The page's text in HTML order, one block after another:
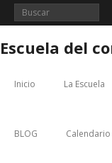
Saltar
Escuela del
Inicio La Escuela
BLOG